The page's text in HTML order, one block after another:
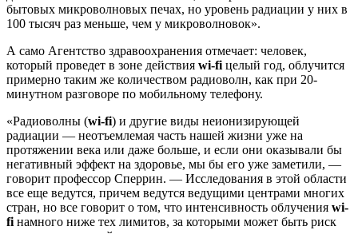
бытовых микроволновых печах, но уровень радиации у них в
100 тысяч раз меньше, чем у микроволновок».
А само Агентство здравоохранения отмечает: человек,
который проведет в зоне действия wi-fi целый год, облучится
примерно таким же количеством радиоволн, как при 20-
минутном разговоре по мобильному телефону.
«Радиоволны (wi-fi) и другие виды неионизирующей
радиации — неотъемлемая часть нашей жизни уже на
протяжении века или даже больше, и если они оказывали бы
негативный эффект на здоровье, мы бы его уже заметили, —
говорит профессор Сперрин. — Исследования в этой области
все еще ведутся, причем ведутся ведущими центрами многих
стран, но все говорит о том, что интенсивность облучения wi-
fi намного ниже тех лимитов, за которыми может быть риск